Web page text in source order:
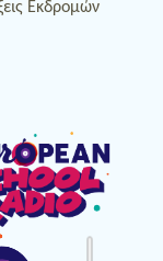
Εκδρομών